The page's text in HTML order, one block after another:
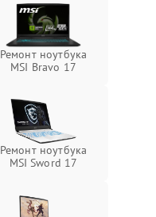
Ремонт ноутбука
MSI Bravo 17
Ремонт ноутбука
MSI Sword 17